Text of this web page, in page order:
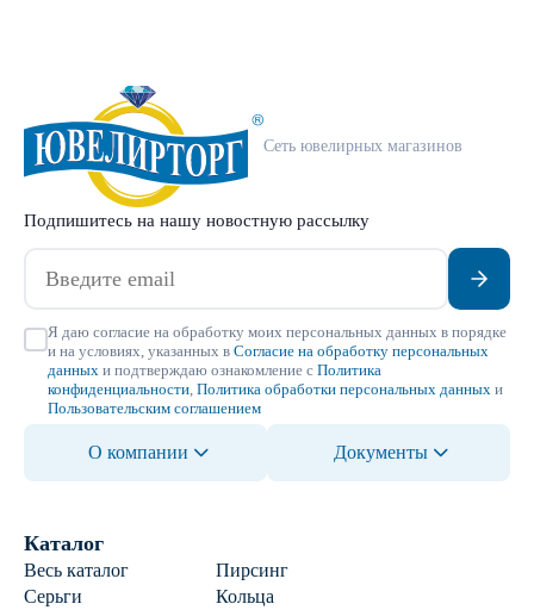
Сеть ювелирных магазинов
Подпишитесь на нашу новостную рассылку
Я даю согласие на обработку моих персональных данных в порядке
и на условиях, указанных в Согласие на обработку персональных
данных и подтверждаю ознакомление с Политика
конфиденциальности Политика обработки персональных данных и
Пользовательским соглашением
О компании Документы
Каталог
Весь каталог
Пирсинг
Серьги
Кольца